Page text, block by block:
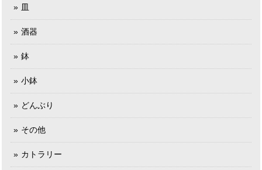
皿
酒器
鉢
小鉢
どんぶり
その他
カトラリー